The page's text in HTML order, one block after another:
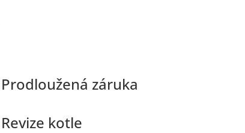
Prodloužená záruka
Revize kotle